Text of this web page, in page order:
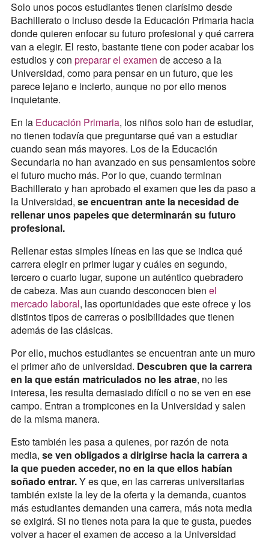
Solo unos pocos estudiantes tienen clarísimo desde
Bachillerato o incluso desde la Educación Primaria hacia
donde quieren enfocar su futuro profesional y qué carrera
van a elegir. El resto, bastante tiene con poder acabar los
estudios y con preparar el examen de acceso a la
Universidad, como para pensar en un futuro, que les
parece lejano e incierto, aunque no por ello menos
inquietante.
En la Educación Primaria, los niños solo han de estudiar,
no tienen todavía que preguntarse qué van a estudiar
cuando sean más mayores. Los de la Educación
Secundaria no han avanzado en sus pensamientos sobre
el futuro mucho más. Por lo que, cuando terminan
Bachillerato y han aprobado el examen que les da paso a
la Universidad, se encuentran ante la necesidad de
rellenar unos papeles que determinarán su futuro
profesional.
Rellenar estas simples líneas en las que se indica qué
carrera elegir en primer lugar y cuáles en segundo,
tercero o cuarto lugar, supone un auténtico quebradero
de cabeza. Mas aun cuando desconocen bien el
mercado laboral, las oportunidades que este ofrece y los
distintos tipos de carreras o posibilidades que tienen
además de las clásicas.
Por ello, muchos estudiantes se encuentran ante un muro
el primer año de universidad. Descubren que la carrera
en la que están matriculados no les atrae, no les
interesa, les resulta demasiado difícil o no se ven en ese
campo. Entran a trompicones en la Universidad y salen
de la misma manera.
Esto también les pasa a quienes, por razón de nota
media, se ven obligados a dirigirse hacia la carrera a
la que pueden acceder, no en la que ellos habían
soñado entrar.Y es que, en las carreras universitarias
también existe la ley de la oferta y la demanda, cuantos
más estudiantes demanden una carrera, más nota media
se exigirá. Si no tienes nota para la que te gusta, puedes
volver a hacer el examen de acceso a la Universidad